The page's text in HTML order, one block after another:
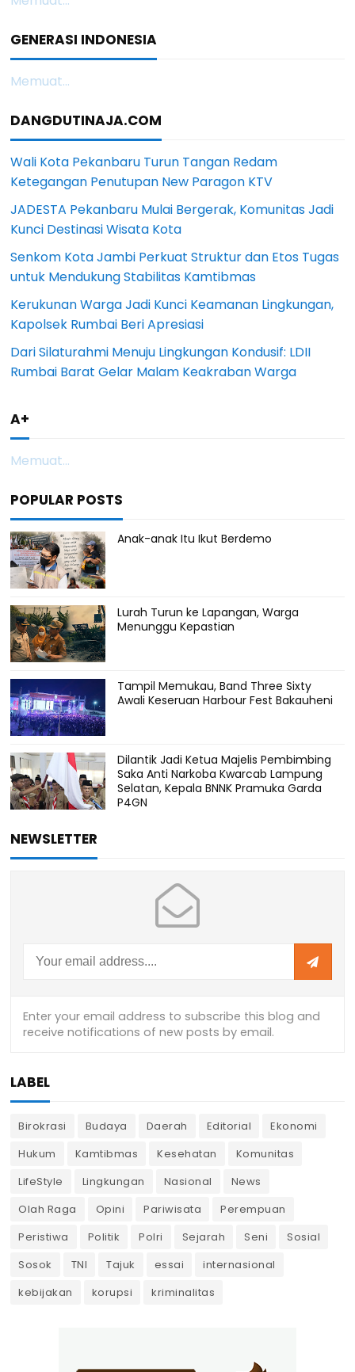
GENERASI INDONESIA
Memuat...
DANGDUTINAJA.COM
Wali Kota Pekanbaru Turun Tangan Redam
Ketegangan Penutupan New Paragon KTV
JADESTA Pekanbaru Mulai Bergerak, Komunitas Jadi
Kunci Destinasi Wisata Kota
Senkom Kota Jambi Perkuat Struktur dan Etos Tugas
untuk Mendukung Stabilitas Kamtibmas
Kerukunan Warga Jadi Kunci Keamanan Lingkungan,
Kapolsek Rumbai Beri Apresiasi
Dari Silaturahmi Menuju Lingkungan Kondusif: LDII
Rumbai Barat Gelar Malam Keakraban Warga
A+
Memuat...
POPULAR POSTS
Anak-anak Itu Ikut Berdemo
Lurah Turun ke Lapangan, Warga
Menunggu Kepastian
Tampil Memukau, Band Three Sixty
Awali Keseruan Harbour Fest Bakauheni
Dilantik Jadi Ketua Majelis Pembimbing
Saka Anti Narkoba Kwarcab Lampung
Selatan, Kepala BNNK Pramuka Garda
P4GN
NEWSLETTER
LABEL
Birokrasi Budaya Daerah Editorial
Ekonomi
Hukum
Kamtibmas Kesehatan
Komunitas
LifeStyle
Lingkungan Nasional
News
Olah Raga
Opini Pariwisata
Perempuan
Peristiwa
Politik Polri Sejarah Seni
Sosial
Sosok
TNI Tajuk essai
internasional
kebijakan
korupsi kriminalitas